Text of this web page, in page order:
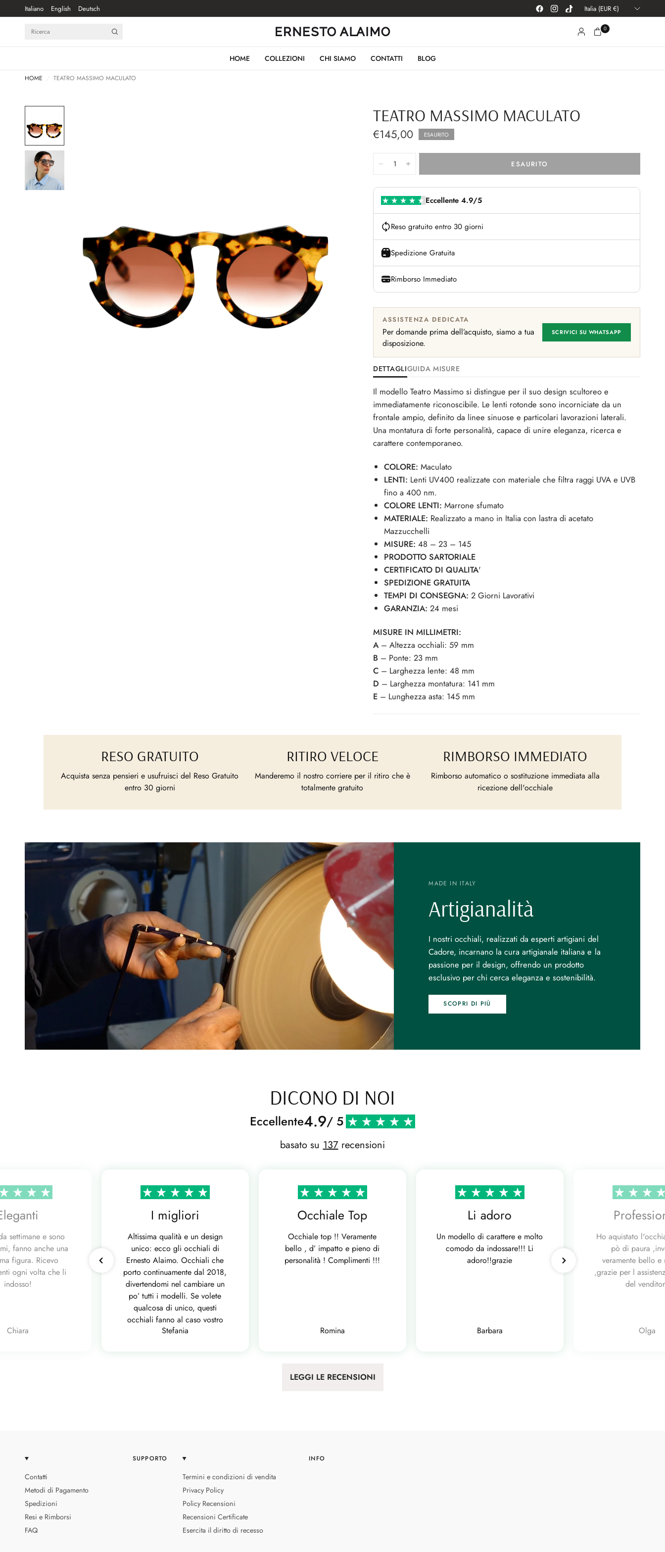
Italiano English Deutsch
Aggiorna
paese/area
geografica
Ricerca 0
HOME COLLEZIONI CHI SIAMO CONTATTI BLOG
HOME TEATRO MASSIMO MACULATO
TEATRO MASSIMO MACULATO
€145,00 ESAURITO
ESAURITO
Eccellente 4.9/5
Reso gratuito entro 30 giorni
Spedizione Gratuita
Rimborso Immediato
ASSISTENZA DEDICATA
Per domande prima dell’acquisto, siamo a tua
disposizione.
SCRIVICI SU WHATSAPP
DETTAGLIGUIDA MISURE
Il modello Teatro Massimo si distingue per il suo design scultoreo e
immediatamente riconoscibile. Le lenti rotonde sono incorniciate da un
frontale ampio, definito da linee sinuose e particolari lavorazioni laterali.
Una montatura di forte personalità, capace di unire eleganza, ricerca e
carattere contemporaneo.
COLORE: Maculato
LENTI: Lenti UV400 realizzate con materiale che filtra raggi UVA e UVB
fino a 400 nm.
COLORE LENTI: Marrone sfumato
MATERIALE: Realizzato a mano in Italia con lastra di acetato
Mazzucchelli
MISURE: 48 – 23 – 145
PRODOTTO SARTORIALE
CERTIFICATO DI QUALITA'
SPEDIZIONE GRATUITA
TEMPI DI CONSEGNA: 2 Giorni Lavorativi
GARANZIA: 24 mesi
MISURE IN MILLIMETRI:
A– Altezza occhiali: 59 mm
B – Ponte: 23 mm
C – Larghezza lente: 48 mm
D – Larghezza montatura: 141 mm
E – Lunghezza asta: 145 mm
RESO GRATUITO
Acquista senza pensieri e usufruisci del Reso Gratuito
entro 30 giorni
RITIRO VELOCE
Manderemo il nostro corriere per il ritiro che è
totalmente gratuito
RIMBORSO IMMEDIATO
Rimborso automatico o sostituzione immediata alla
ricezione dell'occhiale
MADE IN ITALY
Artigianalità
I nostri occhiali, realizzati da esperti artigiani del
Cadore, incarnano la cura artigianale italiana e la
passione per il design, offrendo un prodotto
esclusivo per chi cerca eleganza e sostenibilità.
SCOPRI DI PIÙ
DICONO DI NOI
Eccellente4.9/ 5
basato su137recensioni
settimane e sono
fanno anche una
figura. Ricevo
ogni volta che li
indosso!
Chiara
I migliori
Altissima qualità e un design
unico: ecco gli occhiali di
Ernesto Alaimo. Occhiali che
porto continuamente dal 2018,
divertendomi nel cambiare un
po’ tutti i modelli. Se volete
qualcosa di unico, questi
occhiali fanno al caso vostro
Stefania
Occhiale Top
Occhiale top !! Veramente
bello , d’ impatto e pieno di
personalità ! Complimenti !!!
Romina
Li adoro
Un modello di carattere e molto
comodo da indossare!!! Li
adoro!!grazie
Barbara
Ho aquistato
pò di paura
veramente bello e
,grazie per l
del
Olga
LEGGI LE RECENSIONI
SUPPORTO
Contatti
Metodi di Pagamento
Spedizioni
Resi e Rimborsi
FAQ
INFO
Termini e condizioni di vendita
Privacy Policy
Policy Recensioni
Recensioni Certificate
Esercita il diritto di recesso